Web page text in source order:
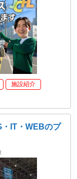
施設紹介
IT・WEBのプ